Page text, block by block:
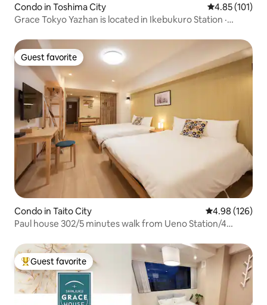
Condo in Toshima City 4.85 out of 5
4.85 (101)
Grace Tokyo Yazhan is located in Ikebukuro Station ·
suitable for travel & business trips
Guest favorite
Guest favorite
Condo in Taito City 4.98 out of 5
4.98 (126)
Paul house 302/5 minutes walk from Ueno Station/4
speed internet/Elevator building/Japanese, English,
Chinese communication
Top guest favorite
Guest favorite